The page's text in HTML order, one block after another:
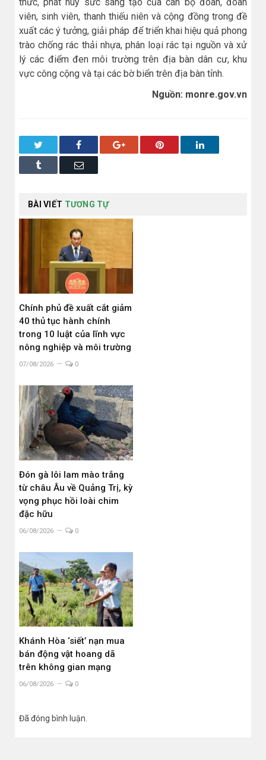
viên, sinh viên, thanh thiếu niên và cộng đồng trong đề
xuất các ý tưởng, giải pháp để triển khai hiệu quả phong
trào chống rác thải nhựa, phân loại rác tại nguồn và xử
lý các điểm đen môi trường trên địa bàn dân cư, khu
vực công cộng và tại các bờ biển trên địa bàn tỉnh.
Nguồn: monre.gov.vn
Facebook Google+ Pinterest LinkedIn
Tumblr Email
BÀI VIẾT TƯƠNG TỰ
Chính phủ đề xuất cắt giảm
40 thủ tục hành chính
trong 10 luật của lĩnh vực
nông nghiệp và môi trường
07/08/2026 0
Đón gà lôi lam mào trắng
từ châu Âu về Quảng Trị, kỳ
vọng phục hồi loài chim
đặc hữu
06/08/2026 0
Khánh Hòa ‘siết’ nạn mua
bán động vật hoang dã
trên không gian mạng
06/08/2026 0
Đã đóng bình luận.